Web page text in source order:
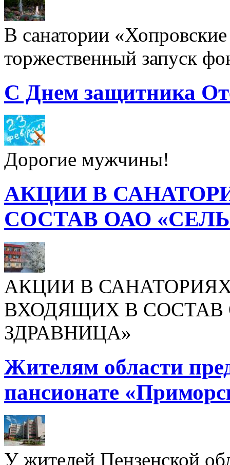
В санатории «Хопровские
торжественный запуск
С Днем защитника
Дорогие мужчины!
АКЦИИ В
СОСТАВ ОАО
АКЦИИ В
ВХОДЯЩИХ В СОСТАВ
ЗДРАВНИЦА»
Жителям области
пансионате
У жителей Пензенской